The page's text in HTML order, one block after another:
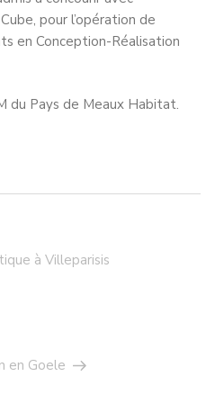
pour l’opération de
en Conception-Réalisation
du Pays de Meaux Habitat.
à Villeparisis
en Goele